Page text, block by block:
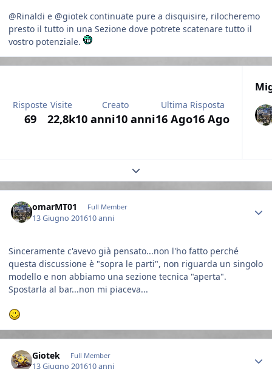
@Rinaldi e @giotek continuate pure a disquisire, rilocheremo
presto il tutto in una Sezione dove potrete scatenare tutto il
vostro potenziale.
Risposte
69
Visite
22,8k
Creato
10 anni10 anni
Ultima Risposta
16 Ago16 Ago
Expand topic overview
omarMT01 Full Member
13 Giugno 201610 anni
Sinceramente c'avevo già pensato...non l'ho fatto perché
questa discussione è "sopra le parti", non riguarda un singolo
modello e non abbiamo una sezione tecnica "aperta".
Spostarla al bar...non mi piaceva...
Giotek Full Member
13 Giugno 201610 anni